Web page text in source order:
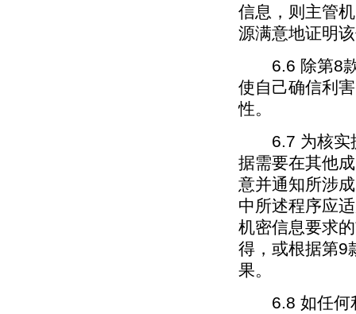
信息，则主管
源满意地证明
6.6 除第8款
使自己确信利
性。
6.7 为核实提
据需要在其他
意并通知所涉
中所述程序应
机密信息要求
得，或根据第9
果。
6.8 如任何利